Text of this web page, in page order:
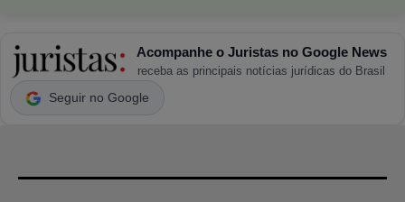
Acompanhe o Juristas no Google News
receba as principais notícias jurídicas do Brasil
Seguir no Google